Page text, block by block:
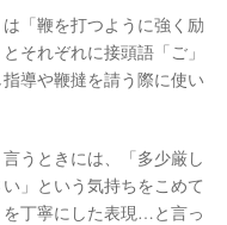
「鞭を打つように強く励
それぞれに接頭語「ご」
導や鞭撻を請う際に使い
うときには、「多少厳し
」という気持ちをこめて
丁寧にした表現…と言っ